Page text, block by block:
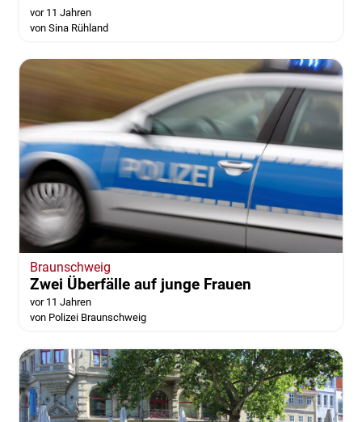
vor 11 Jahren
von Sina Rühland
Braunschweig
Zwei Überfälle auf junge Frauen
vor 11 Jahren
von Polizei Braunschweig